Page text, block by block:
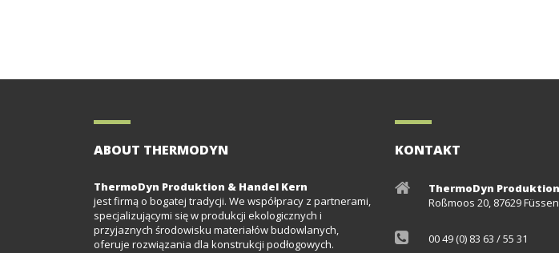
ABOUT THERMODYN
ThermoDyn Produktion & Handel Kern
jest firmą o bogatej tradycji. We współpracy z partnerami,
specjalizującymi się w produkcji ekologicznych i
przyjaznych środowisku materiałów budowlanych,
oferuje rozwiązania dla konstrukcji podłogowych.
KONTAKT
ThermoDyn
Roßmoos 20, 87629
00 49 (0) 83 63 / 55 31